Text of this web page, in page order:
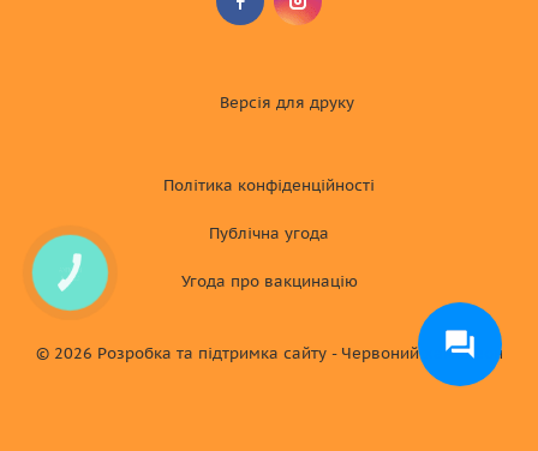
Версія для друку
Політика конфіденційності
Публічна угода
Угода про вакцинацію
© 2026 Розробка та підтримка сайту - Червоний хамелеон
КНОПКА
СВЯЗИ